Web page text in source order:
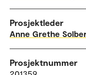
Prosjektleder
Anne Grethe
Prosjektnummer